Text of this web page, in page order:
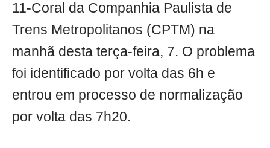
11-Coral da Companhia Paulista de
Trens Metropolitanos (CPTM) na
manhã desta terça-feira, 7. O problema
foi identificado por volta das 6h e
entrou em processo de normalização
por volta das 7h20.